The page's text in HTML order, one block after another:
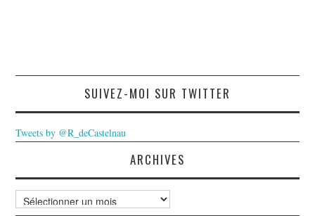
SUIVEZ-MOI SUR TWITTER
Tweets by @R_deCastelnau
ARCHIVES
Archives